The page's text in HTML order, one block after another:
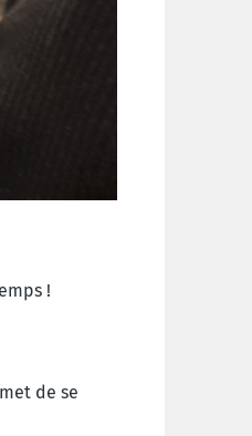
!
de se